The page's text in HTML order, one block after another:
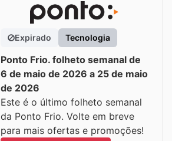
Expirado Tecnologia
Ponto Frio. folheto semanal de
6 de maio de 2026 a 25 de maio
de 2026
Este é o último folheto semanal
da Ponto Frio. Volte em breve
para mais ofertas e promoções!